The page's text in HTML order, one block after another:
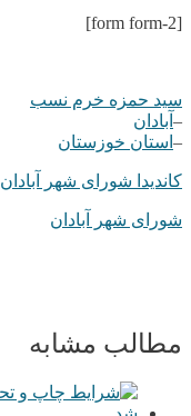
[form form-2]
سید حمزه خرم نسب
– آبادان
– استان خوزستان
کاندیدا شورای شهر آبادان
شورای شهر آبادان
مطالب مشابه